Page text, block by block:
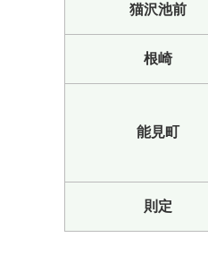
猫沢池前
根崎
能見町
則定